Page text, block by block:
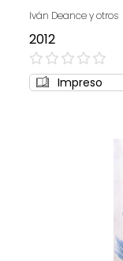
Iván Deance y otros
2012
0%
Impreso